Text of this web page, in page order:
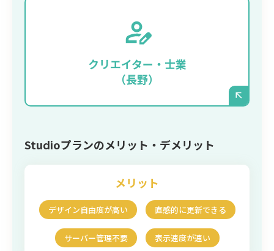
クリエイター・士業
（長野）
ご自身のポートフォリオ（制作実績）や世界
観を、デザインにこだわって表現したいデザ
イナー、建築家、コンサルタントの方などに
も選ばれています。
Studioプランのメリット・デメリット
メリット
デザイン自由度が高い 直感的に更新できる
サーバー管理不要 表示速度が速い